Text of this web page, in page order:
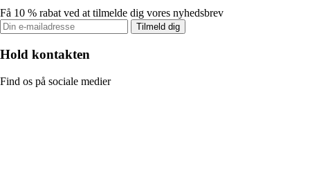
Få 10 % rabat ved at tilmelde dig vores nyhedsbrev
Tilmeld dig
Hold kontakten
Find os på sociale medier